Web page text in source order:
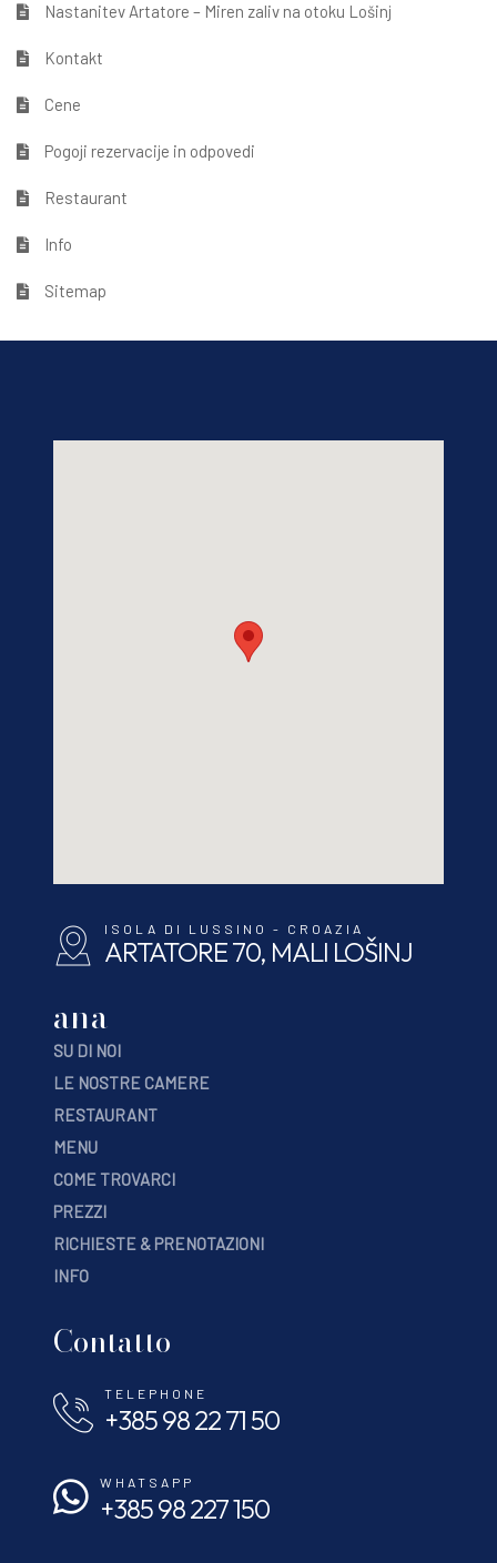
Nastanitev Artatore – Miren zaliv na otoku Lošinj
Kontakt
Cene
Pogoji rezervacije in odpovedi
Restaurant
Info
Sitemap
ISOLA DI LUSSINO - CROAZIA
ARTATORE 70, MALI LOŠINJ
ana
SU DI NOI
LE NOSTRE CAMERE
RESTAURANT
MENU
COME TROVARCI
PREZZI
RICHIESTE & PRENOTAZIONI
INFO
Contatto
TELEPHONE
+385 98 22 71 50
WHATSAPP
+385 98 227 150